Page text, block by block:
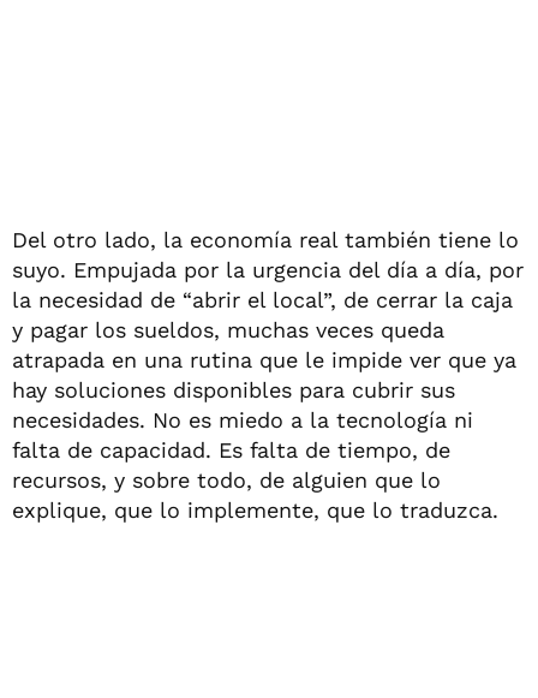
Del otro lado, la economía real también tiene lo
suyo. Empujada por la urgencia del día a día, por
la necesidad de “abrir el local”, de cerrar la caja
y pagar los sueldos, muchas veces queda
atrapada en una rutina que le impide ver que ya
hay soluciones disponibles para cubrir sus
necesidades. No es miedo a la tecnología ni
falta de capacidad. Es falta de tiempo, de
recursos, y sobre todo, de alguien que lo
explique, que lo implemente, que lo traduzca.